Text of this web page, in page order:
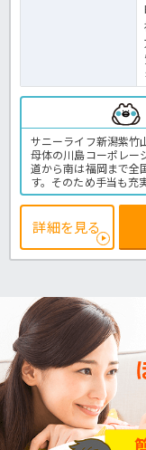
サニーライフ新潟紫竹
母体の川島コーポレー
道から南は福岡まで全
す。そのため手当も充
万円からのスタート
る入居者様の入浴介助
いや、レクリエーショ
が浅い方や未経験の
行っていただけるの
ある方はほっ介護まで
詳細を見る